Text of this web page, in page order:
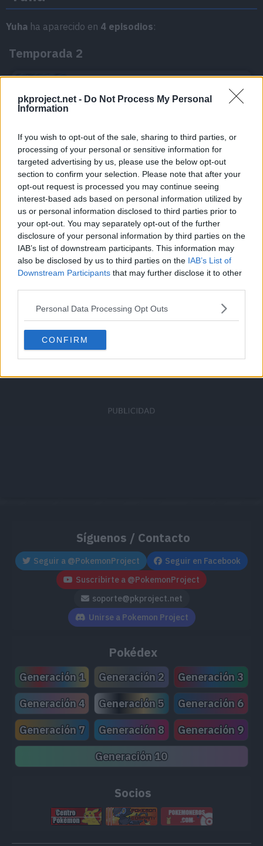
pkproject.net - Do Not Process My Personal
Information
If you wish to opt-out of the sale, sharing to third parties, or
processing of your personal or sensitive information for
targeted advertising by us, please use the below opt-out
section to confirm your selection. Please note that after your
opt-out request is processed you may continue seeing
interest-based ads based on personal information utilized by
us or personal information disclosed to third parties prior to
your opt-out. You may separately opt-out of the further
disclosure of your personal information by third parties on the
IAB’s list of downstream participants. This information may
also be disclosed by us to third parties on the IAB’s List of
Downstream Participants that may further disclose it to other
Personal Data Processing Opt Outs
CONFIRM
Yuha ha aparecido en 4 episodios:
Temporada 2
Episodio 39
Episodio 43
El impactante Zygarde blanco
Temporada 3
Episodio 44
最後の戦いへ
Episodio 45
頂上決戦！メガシンカ！！
Cache: on | Queries: 1 | Generation time:1ms
Síguenos / Contacto
Seguir a @PokemonProject
Seguir en Facebook
Suscribirte a @PokemonProject
soporte@pkproject.net
Unirse a Pokemon Project
Pokédex
Generación 1 Generación 2
Generación 3
Generación 4
Generación 5
Generación 6
Generación 7
Generación 8
Generación 9
Generación 10
Socios